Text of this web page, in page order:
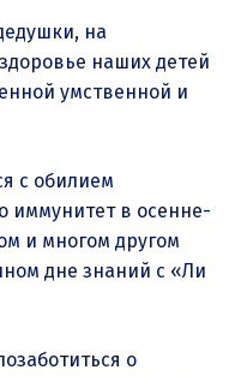
на
наших детей
умственной и
с обилием
иммунитет в осенне-
и многом другом
дне знаний с «Ли
о